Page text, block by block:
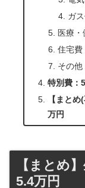
ガ
医療・
住宅費
その他
特別費：
【まと
万円
【まとめ
5.4万円